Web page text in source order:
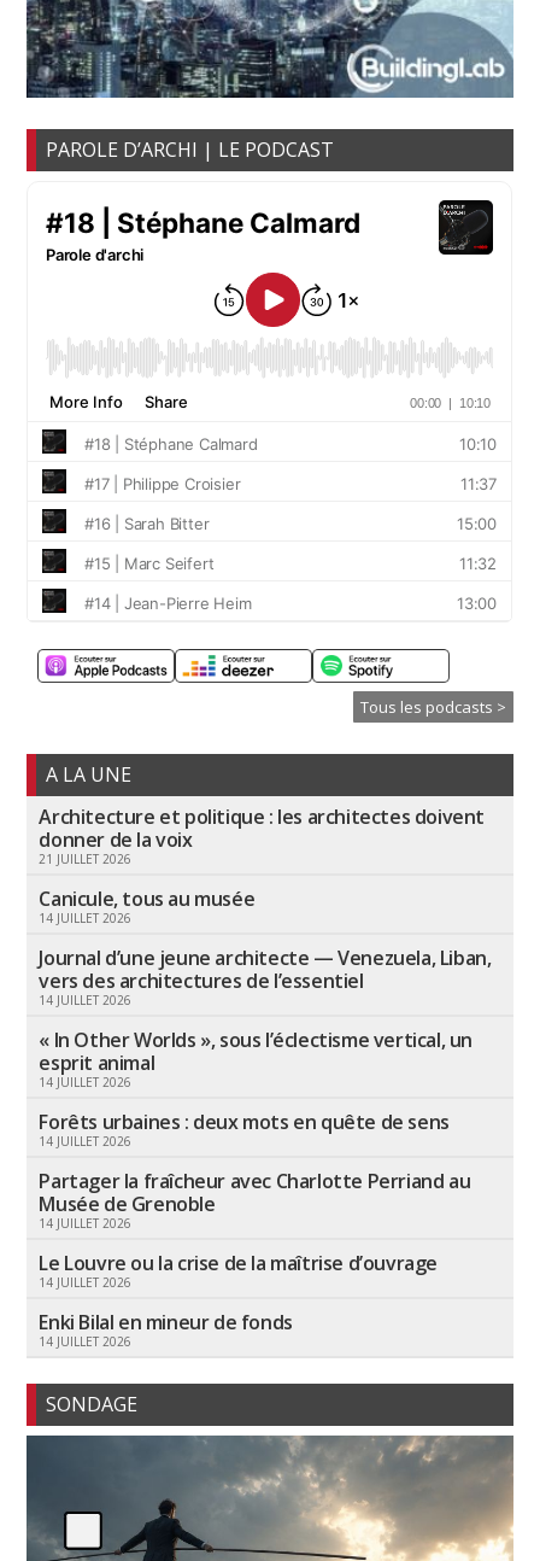
PAROLE D’ARCHI | LE PODCAST
Tous les podcasts >
A LA UNE
Architecture et politique : les architectes doivent
donner de la voix
21 JUILLET 2026
Canicule, tous au musée
14 JUILLET 2026
Journal d’une jeune architecte — Venezuela, Liban,
vers des architectures de l’essentiel
14 JUILLET 2026
« In Other Worlds », sous l’éclectisme vertical, un
esprit animal
14 JUILLET 2026
Forêts urbaines : deux mots en quête de sens
14 JUILLET 2026
Partager la fraîcheur avec Charlotte Perriand au
Musée de Grenoble
14 JUILLET 2026
Le Louvre ou la crise de la maîtrise d’ouvrage
14 JUILLET 2026
Enki Bilal en mineur de fonds
14 JUILLET 2026
SONDAGE